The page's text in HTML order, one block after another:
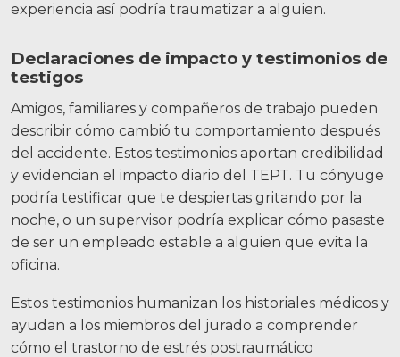
experiencia así podría traumatizar a alguien.
Declaraciones de impacto y testimonios de
testigos
Amigos, familiares y compañeros de trabajo pueden
describir cómo cambió tu comportamiento después
del accidente. Estos testimonios aportan credibilidad
y evidencian el impacto diario del TEPT. Tu cónyuge
podría testificar que te despiertas gritando por la
noche, o un supervisor podría explicar cómo pasaste
de ser un empleado estable a alguien que evita la
oficina.
Estos testimonios humanizan los historiales médicos y
ayudan a los miembros del jurado a comprender
cómo el trastorno de estrés postraumático